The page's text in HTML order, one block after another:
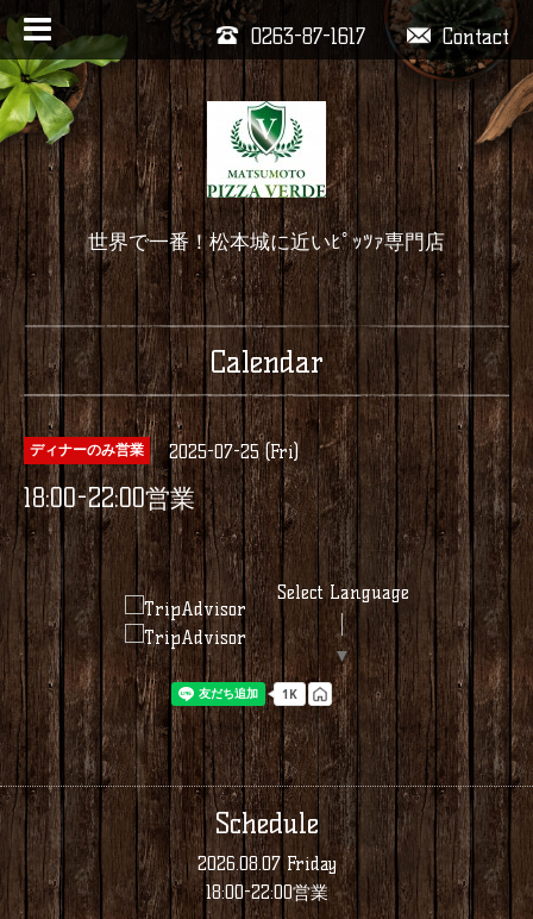
Contact
0263-87-1617
世界で一番！松本城に近いﾋﾟｯﾂｧ専門店
Calendar
ディナーのみ営業 2025-07-25 (Fri)
18:00-22:00営業
Select Language
▼
Schedule
2026.08.07 Friday
18:00-22:00営業